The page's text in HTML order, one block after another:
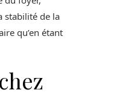
stabilité de la
qu’en étant